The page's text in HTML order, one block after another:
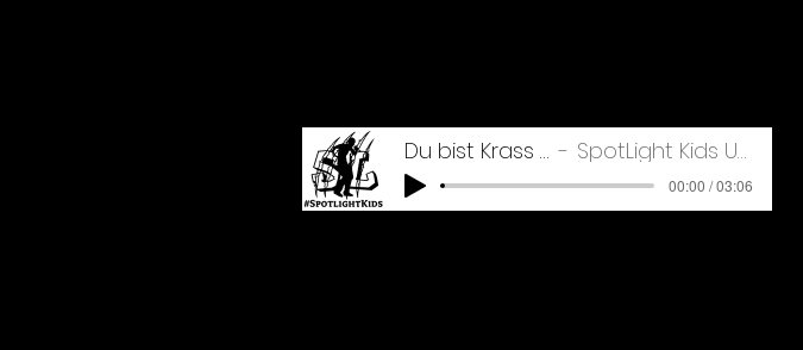
Du bist Krass Neu SpotLight Kids Übefile
00:00 / 03:06